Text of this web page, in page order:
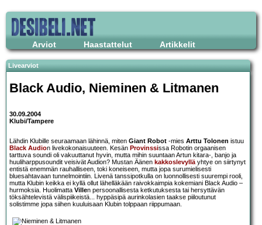
Arviot Haastattelut Artikkelit
Livearviot
Black Audio, Nieminen & Litmanen
30.09.2004
Klubi/Tampere
Lähdin Klubille seuraamaan lähinnä, miten Giant Robot -mies Arttu Tolonen istuu
Black Audion livekokonaisuuteen. Kesän Provinssissa Robotin orgaanisen
tarttuva soundi oli vakuuttanut hyvin, mutta mihin suuntaan Artun kitara-, banjo ja
huuliharppusoundit veisivät Audion? Mustan Äänen kakkoslevylläyhtye on siirtynyt
entistä enemmän rauhalliseen, toki koneiseen, mutta jopa surumielisesti
bluesahtavaan tunnelmointiin. Livenä tanssipotkulla on luonnollisesti suurempi rooli,
mutta Klubin keikka ei kyllä ollut lähelläkään raivokkaimpia kokemiani Black Audio –
hurmoksia. Huolimatta Villen persoonallisesta ketkutuksesta tai hersyttävän
töksähtelevistä välispiikeistä... hyppäsipä aurinkolasien taakse piiloutunut
solistimme jopa siihen kuuluisaan Klubin tolppaan riippumaan.